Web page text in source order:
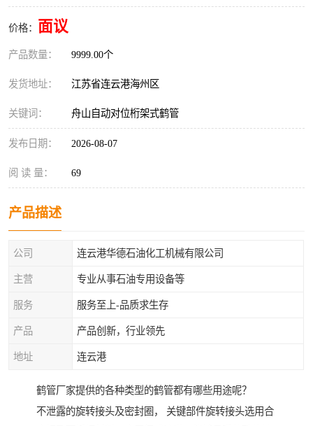
价格： 面议
产品数量： 9999.00个
发货地址： 江苏省连云港海州区
关键词： 舟山自动对位桁架式鹤管
发布日期： 2026-08-07
阅 读 量： 69
产品描述
公司 连云港华德石油化工机械有限公司
主营 专业从事石油专用设备等
服务 服务至上-品质求生存
产品 产品创新，行业领先
地址 连云港
鹤管厂家提供的各种类型的鹤管都有哪些用途呢？
不泄露的旋转接头及密封圈， 关键部件旋转接头选用合